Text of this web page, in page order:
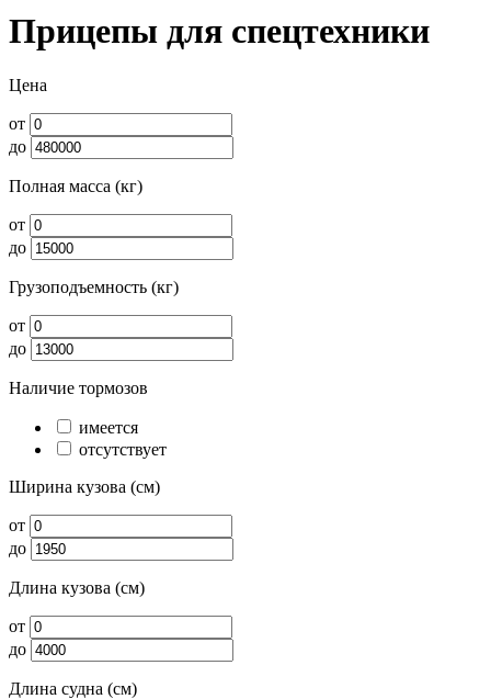
Прицепы для спецтехники
Цена
от
до
Полная масса (кг)
от
до
Грузоподъемность (кг)
от
до
Наличие тормозов
имеется
отсутствует
Ширина кузова (см)
от
до
Длина кузова (см)
от
до
Длина судна (см)